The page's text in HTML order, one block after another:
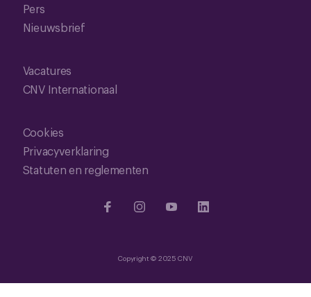
Pers
Nieuwsbrief
Vacatures
CNV Internationaal
Cookies
Privacyverklaring
Statuten en reglementen
Copyright © 2025 CNV